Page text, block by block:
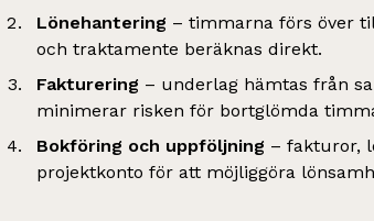
Lönehantering – timmarna förs över
och traktamente beräknas direkt.
Fakturering – underlag hämtas från
minimerar risken för bortglömda
Bokföring och uppföljning – fakturor,
projektkonto för att möjliggöra